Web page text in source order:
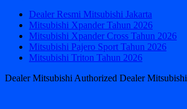
Dealer Resmi Mitsubishi Jakarta
Mitsubishi Xpander Tahun 2026
Mitsubishi Xpander Cross Tahun 2026
Mitsubishi Pajero Sport Tahun 2026
Mitsubishi Triton Tahun 2026
Dealer Mitsubishi Authorized Dealer Mitsubishi